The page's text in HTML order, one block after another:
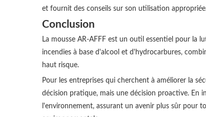
et fournit des conseils sur son utilisation
Conclusion
La mousse AR-AFFF est un outil essentiel pour la
incendies à base d'alcool et d'hydrocarbures,
haut risque.
Pour les entreprises qui cherchent à améliorer la
décision pratique, mais une décision proactive. En
l'environnement, assurant un avenir plus sûr pour